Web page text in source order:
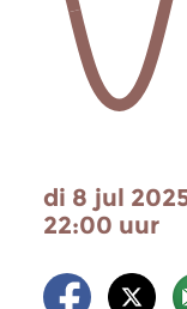
di 8 jul
22:00 uur